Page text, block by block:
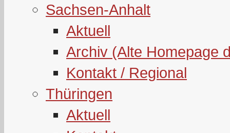
Sachsen-Anhalt
Aktuell
Archiv (Alte Homepage
Kontakt / Regional
Thüringen
Aktuell